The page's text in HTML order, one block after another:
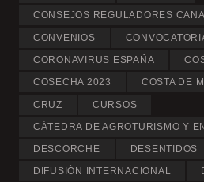
CONSEJOS REGULADORES
CONVENIOS
CORONAVIRUS ESPAÑA
COSECHA 2023 COSTA DE
CRUZ CURSOS
CÁTEDRA DE AGROTURISMO Y
DESCORCHE DESENTIDOS
DIFUSIÓN INTERNACIONAL